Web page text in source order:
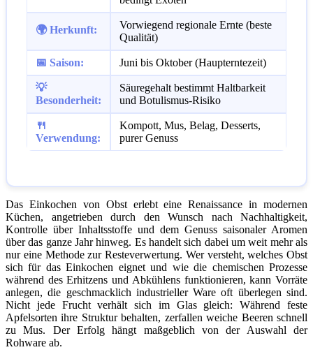
🌍 Herkunft:
Vorwiegend regionale Ernte (beste
Qualität)
📅 Saison: Juni bis Oktober (Haupterntezeit)
💡
Besonderheit:
Säuregehalt bestimmt Haltbarkeit
und Botulismus-Risiko
🍴
Verwendung:
Kompott, Mus, Belag, Desserts,
purer Genuss
Das Einkochen von Obst erlebt eine Renaissance in modernen
Küchen, angetrieben durch den Wunsch nach Nachhaltigkeit,
Kontrolle über Inhaltsstoffe und dem Genuss saisonaler Aromen
über das ganze Jahr hinweg. Es handelt sich dabei um weit mehr als
nur eine Methode zur Resteverwertung. Wer versteht, welches Obst
sich für das Einkochen eignet und wie die chemischen Prozesse
während des Erhitzens und Abkühlens funktionieren, kann Vorräte
anlegen, die geschmacklich industrieller Ware oft überlegen sind.
Nicht jede Frucht verhält sich im Glas gleich: Während feste
Apfelsorten ihre Struktur behalten, zerfallen weiche Beeren schnell
zu Mus. Der Erfolg hängt maßgeblich von der Auswahl der
Rohware ab.